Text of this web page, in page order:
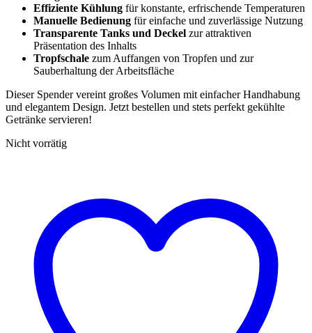
Effiziente Kühlung für konstante, erfrischende Temperaturen
Manuelle Bedienung für einfache und zuverlässige Nutzung
Transparente Tanks und Deckel zur attraktiven
Präsentation des Inhalts
Tropfschale zum Auffangen von Tropfen und zur
Sauberhaltung der Arbeitsfläche
Dieser Spender vereint großes Volumen mit einfacher Handhabung
und elegantem Design. Jetzt bestellen und stets perfekt gekühlte
Getränke servieren!
Nicht vorrätig